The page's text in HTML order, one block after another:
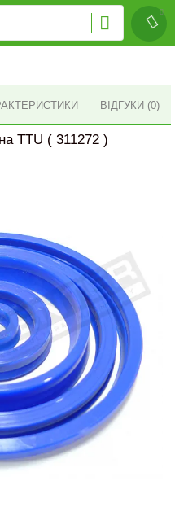
ВІДГУКИ (0)
TTU ( 311272 )